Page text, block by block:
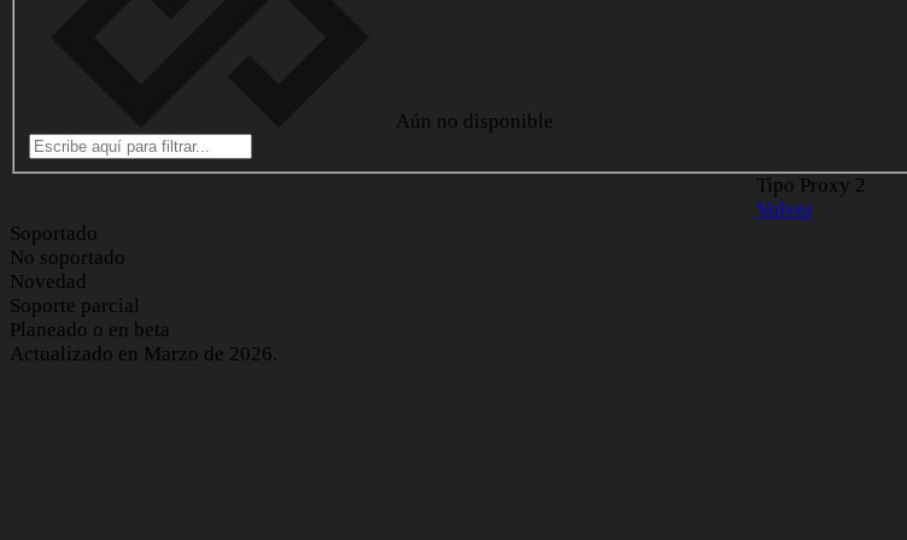
Aún no disponible
Tipo Proxy 2
Volver
Soportado
No soportado
Novedad
Soporte parcial
Planeado o en beta
Actualizado en Marzo de 2026.